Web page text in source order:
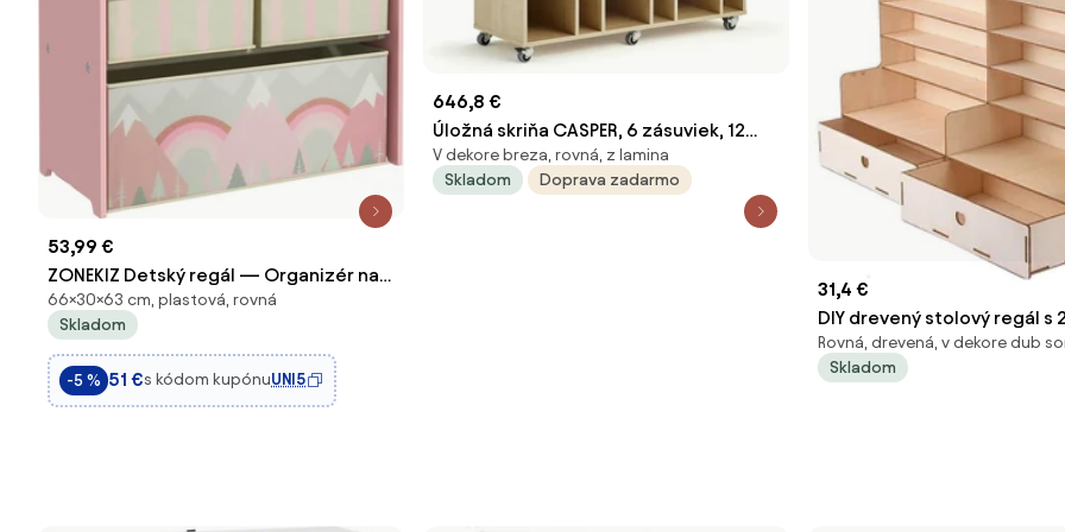
53,99 €
ZONEKIZ Detský regál — Organizér na
hračky so 6 odnímateľnými látkovými
boxami, ružový, 63 x 30 x 66 cm |
Aosom
66×30×63 cm, plastová, rovná
Skladom
-5 % 51 €s kódom kupónuUNI5
646,8 €
Úložná skriňa CASPER, 6 zásuviek, 12
priehradiek, breza, tmavoružová
V dekore breza, rovná, z lamina
Skladom
Doprava zadarmo
31,4 €
DIY drevený stolový regál s
JY-39 Svetlé drevo
Rovná, drevená, v dekore dub
Skladom